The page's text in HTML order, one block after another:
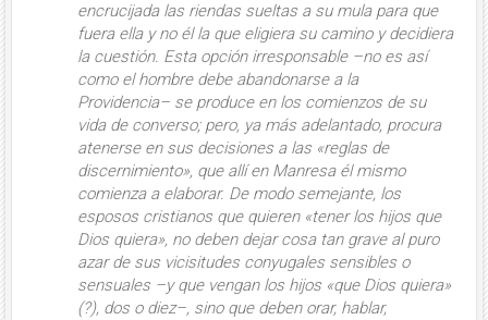
encrucijada las riendas sueltas a su mula para que
fuera ella y no él la que eligiera su ca­mino y decidiera
la cuestión. Esta opción irresponsable –no es así
como el hombre debe abandonarse a la
Providencia– se produce en los comienzos de su
vida de converso; pero, ya más adelantado, procura
atenerse en sus decisiones a las «reglas de
discernimiento», que allí en Manresa él mismo
comienza a elaborar. De modo semejante, los
esposos cristianos que quieren «tener los hijos que
Dios quiera», no deben dejar cosa tan grave al puro
azar de sus vicisitudes conyugales sensibles o
sensuales –y que vengan los hijos «que Dios quiera»
(?), dos o diez–, sino que deben orar, hablar,